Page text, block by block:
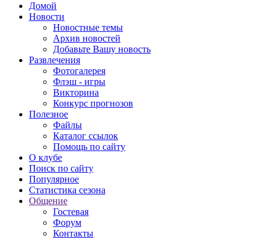
Домой
Новости
Новостные темы
Архив новостей
Добавьте Вашу новость
Развлечения
Фотогалерея
Флэш - игры
Викторина
Конкурс прогнозов
Полезное
Файлы
Каталог ссылок
Помощь по сайту
О клубе
Поиск по сайту
Популярное
Статистика сезона
Общение
Гостевая
Форум
Контакты